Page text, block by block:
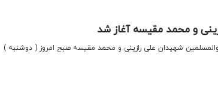
و محمد مقیسه آغاز شد
شهیدان علی رازینی و محمد مقیسه صبح امروز ( دوشنبه )